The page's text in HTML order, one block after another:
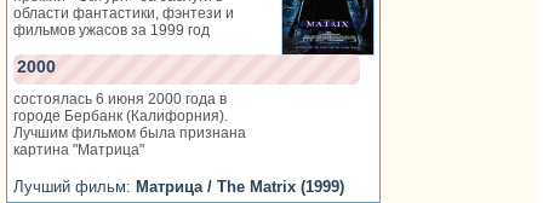
2000
области фантастики, фэнтези и
фильмов ужасов за 1999 год
состоялась 6 июня 2000 года в
городе Бербанк (Калифорния).
Лучшим фильмом была признана
картина "Матрица"
Лучший фильм: Матрица / The Matrix (1999)